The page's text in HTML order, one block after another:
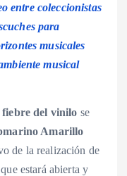
entre coleccionistas
para
musicales
musical
fiebre del vinilo se
Amarillo
de la realización de
estará abierta y